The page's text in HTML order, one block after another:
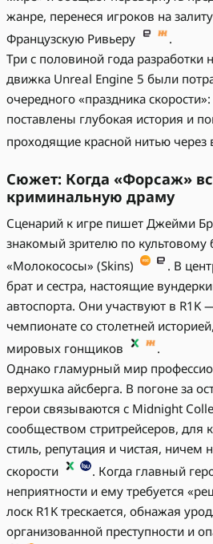
жанре, перенеся игроков на
Французскую Ривьеру
.
Три с половиной года разработки
движка Unreal Engine 5 были
очередного «праздника скорости»:
поставлены глубокая история и
проходящие красной нитью через
Сюжет: Когда «Форсаж»
криминальную драму
Сценарий к игре пишет Джейми
знакомый зрителю по культовому
«Молокососы» (Skins)
. В
брат и сестра, настоящие
автоспорта. Они участвуют в R1K
чемпионате со столетней
мировых гонщиков
.
Однако гламурный мир
верхушка айсберга. В погоне за
герои связываются с Midnight
сообществом стритрейсеров, для
стиль, репутация и чистая,
скорости
. Когда главный
неприятности и ему требуется
лоск R1K трескается, обнажая
организованной преступности и